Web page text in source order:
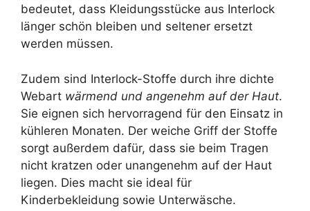
bedeutet, dass Kleidungsstücke aus Interlock
länger schön bleiben und seltener ersetzt
werden müssen.
Zudem sind Interlock-Stoffe durch ihre dichte
Webart wärmend und angenehm auf der Haut.
Sie eignen sich hervorragend für den Einsatz in
kühleren Monaten. Der weiche Griff der Stoffe
sorgt außerdem dafür, dass sie beim Tragen
nicht kratzen oder unangenehm auf der Haut
liegen. Dies macht sie ideal für
Kinderbekleidung sowie Unterwäsche.